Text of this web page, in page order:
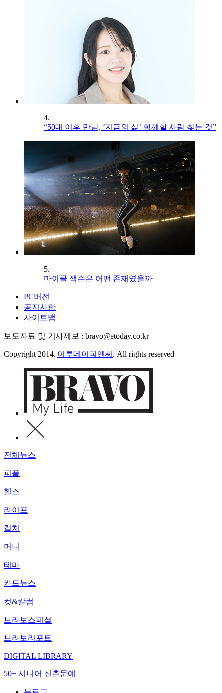
4.
“50대 이후 만남, ‘지금의 삶’ 함께할 사람 찾는 것”
5.
마이클 잭슨은 어떤 존재였을까
PC버전
공지사항
사이트맵
보도자료 및 기사제보 : bravo@etoday.co.kr
Copyright 2014. 이투데이피엔씨 . All rights reserved
전체뉴스
피플
헬스
라이프
컬처
머니
테마
카드뉴스
컷&칼럼
브라보스페셜
브라보리포트
DIGITAL LIBRARY
50+ 시니어 신춘문예